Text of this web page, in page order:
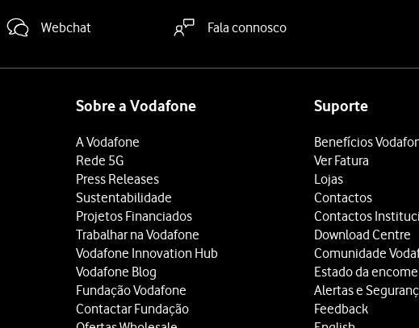
Webchat Fala connosco
Sobre a Vodafone
A Vodafone
Rede 5G
Press Releases
Sustentabilidade
Projetos Financiados
Trabalhar na Vodafone
Vodafone Innovation Hub
Vodafone Blog
Fundação Vodafone
Contactar Fundação
Suporte
Benefícios
Ver Fatura
Lojas
Contactos
Contactos
Download Centre
Comunidade
Estado da
Alertas e
Feedback